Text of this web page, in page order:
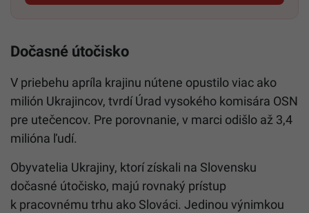
Dočasné útočisko
V priebehu apríla krajinu nútene opustilo viac ako
milión Ukrajincov, tvrdí Úrad vysokého komisára OSN
pre utečencov. Pre porovnanie, v marci odišlo až 3,4
milióna ľudí.
Obyvatelia Ukrajiny, ktorí získali na Slovensku
dočasné útočisko, majú rovnaký prístup
k pracovnému trhu ako Slováci. Jedinou výnimkou